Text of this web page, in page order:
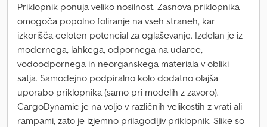
Priklopnik ponuja veliko nosilnost. Zasnova priklopnika
omogoča popolno foliranje na vseh straneh, kar
izkorišča celoten potencial za oglaševanje. Izdelan je iz
modernega, lahkega, odpornega na udarce,
vodoodpornega in neorganskega materiala v obliki
satja. Samodejno podpiralno kolo dodatno olajša
uporabo priklopnika (samo pri modelih z zavoro).
CargoDynamic je na voljo v različnih velikostih z vrati ali
rampami, zato je izjemno prilagodljiv priklopnik. Slike so